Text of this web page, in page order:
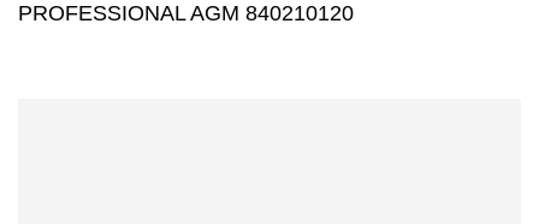
PROFESSIONAL AGM 840210120